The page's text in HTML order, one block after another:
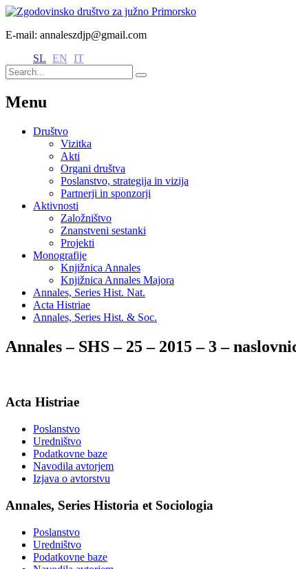
E-mail: annaleszdjp@gmail.com
SL EN IT
Menu
Društvo
Vizitka
Akti
Organi društva
Poslanstvo, strategija in vizija
Partnerji in sponzorji
Aktivnosti
Založništvo
Znanstveni sestanki
Projekti
Monografije
Knjižnica Annales
Knjižnica Annales Majora
Annales, Series Hist. Nat.
Acta Histriae
Annales, Series Hist. & Soc.
Annales – SHS – 25 – 2015 – 3 –
Acta Histriae
Poslanstvo
Uredništvo
Podatkovne baze
Navodila avtorjem
Izjava o avtorstvu
Annales, Series Historia et Sociologia
Poslanstvo
Uredništvo
Podatkovne baze